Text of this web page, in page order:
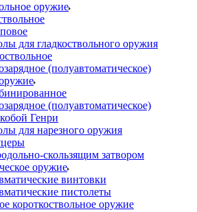
оружие
для гладкоствольного оружия
(полуавтоматическое)
(полуавтоматическое)
Генри
для нарезного оружия
скользящим затвором
оружие
винтовки
пистолеты
короткоствольное оружие